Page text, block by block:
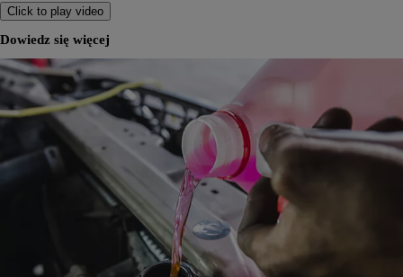
Click to play video
Dowiedz się więcej